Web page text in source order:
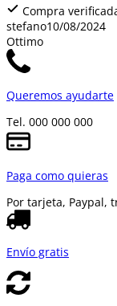
Compra
stefano10/08/2024
Ottimo
Queremos ayudarte
Tel. 000 000 000
Paga como quieras
Por tarjeta, Paypal,
Envío gratis